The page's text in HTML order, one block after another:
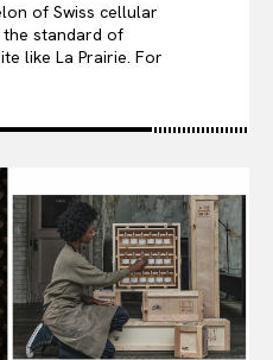
of Swiss cellular
the standard of
like La Prairie. For